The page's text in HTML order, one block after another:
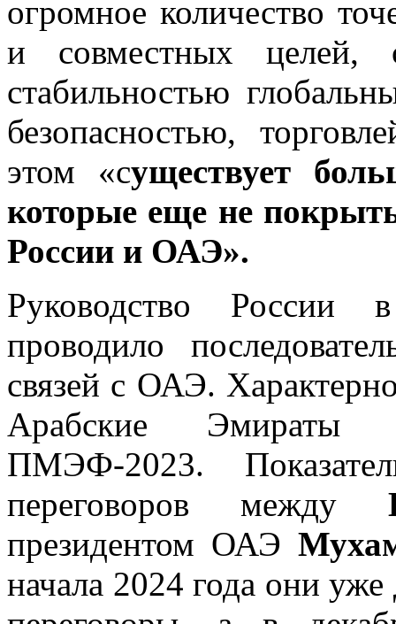
огромное количество
и совместных целей,
стабильностью
безопасностью,
этом «существует
которые еще не
России и ОАЭ».
Руководство России
проводило
связей с ОАЭ.
Арабские Эмираты
ПМЭФ-2023.
переговоров между
президентом ОАЭ
начала 2024 года они